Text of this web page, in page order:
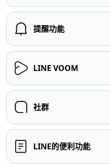
提醒功能
LINE VOOM
社群
LINE的便利功能